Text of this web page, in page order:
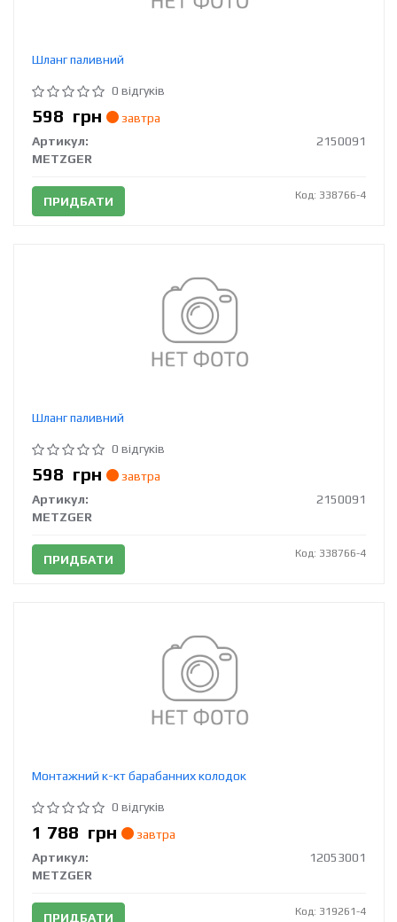
Шланг паливний
0 відгуків
598 грн
завтра
Артикул:
2150091
METZGER
ПРИДБАТИ Код: 338766-4
Шланг паливний
0 відгуків
598 грн
завтра
Артикул:
2150091
METZGER
ПРИДБАТИ Код: 338766-4
Монтажний к-кт барабанних колодок
0 відгуків
1 788 грн
завтра
Артикул:
12053001
METZGER
ПРИДБАТИ Код: 319261-4